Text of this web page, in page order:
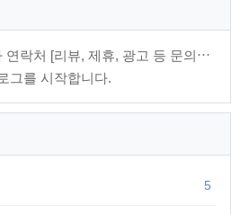
연락처 [리뷰, 제휴, 광고 등 문의⋯
그를 시작합니다.
5